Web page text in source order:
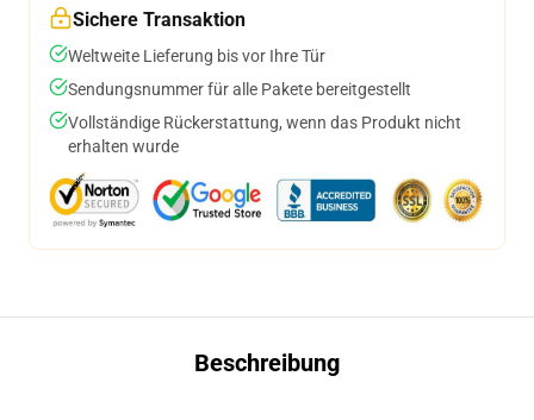
Sichere Transaktion
Weltweite Lieferung bis vor Ihre Tür
Sendungsnummer für alle Pakete bereitgestellt
Vollständige Rückerstattung, wenn das Produkt nicht
erhalten wurde
Beschreibung